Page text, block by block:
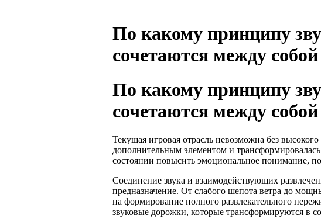
По какому принципу
сочетаются между собой
По какому принципу
сочетаются между собой
Текущая игровая отрасль невозможна без
дополнительным элементом и
состоянии повысить эмоциональное понимание,
Соединение звука и взаимодействующих
предназначение. От слабого шепота ветра до
на формирование полного развлекательного
звуковые дорожки, которые трансформируются в